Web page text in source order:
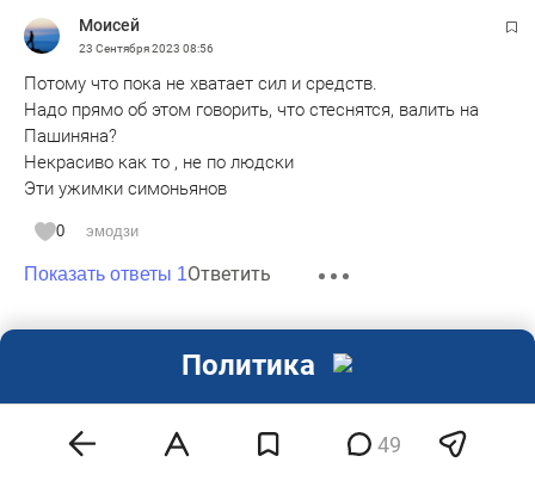
Моисей
23 Сентября 2023 08:56
Потому что пока не хватает сил и средств.
Надо прямо об этом говорить, что стеснятся, валить на
Пашиняна?
Некрасиво как то , не по людски
Эти ужимки симоньянов
0 эмодзи
Показать ответы 1Ответить
09:08
призвал ООН срочно вмешаться. При этом он предложил
49
Политика